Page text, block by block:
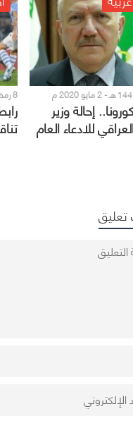
إحالة وزير
للادعاء العام
8 رمضان 1441 هـ - 1 مايو 2020 م